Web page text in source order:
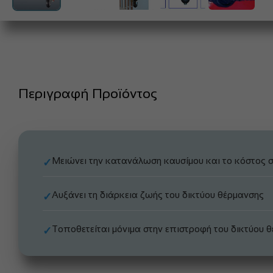
Περιγραφή Προϊόντος
✓ Μειώνει την κατανάλωση καυσίμου και το κόστος
✓Αυξάνει τη διάρκεια ζωής του δικτύου θέρμανσης
✓Τοποθετείται μόνιμα στην επιστροφή του δικτύου